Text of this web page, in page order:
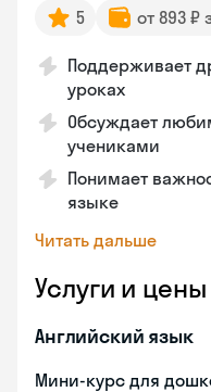
5 от 893 ₽
Поддерживает
уроках
Обсуждает
учениками
Понимает
языке
Читать дальше
Услуги и цены
Английский язык
Мини-курс для